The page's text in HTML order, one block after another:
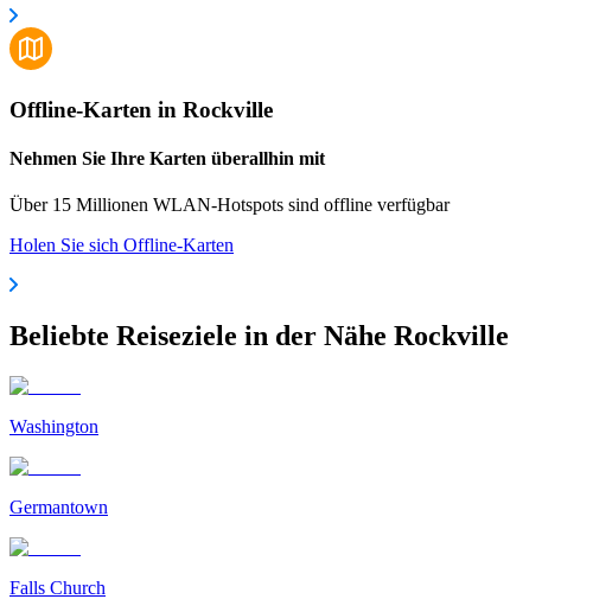
Offline-Karten in Rockville
Nehmen Sie Ihre Karten überallhin mit
Über 15 Millionen WLAN-Hotspots sind offline verfügbar
Holen Sie sich Offline-Karten
Beliebte Reiseziele in der Nähe Rockville
Washington
Germantown
Falls Church